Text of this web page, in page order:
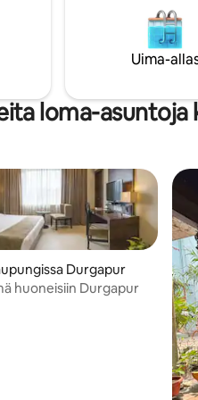
majoittumisesi.
Uima-
loma-asuntoja
Durgapur
huoneisiin Durgapur